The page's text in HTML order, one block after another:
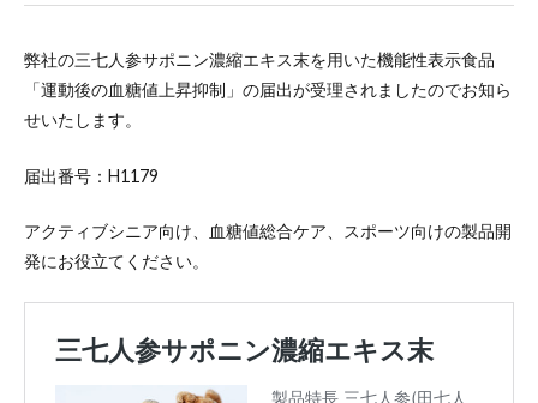
弊社の三七人参サポニン濃縮エキス末を用いた機能性表示食品
「運動後の血糖値上昇抑制」の届出が受理されましたのでお知ら
せいたします。
届出番号：H1179
アクティブシニア向け、血糖値総合ケア、スポーツ向けの製品開
発にお役立てください。